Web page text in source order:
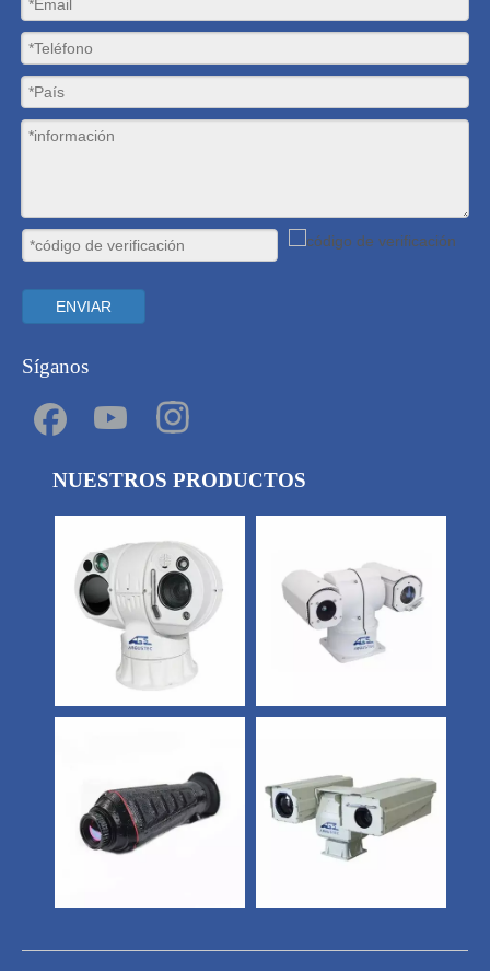
ENVIAR
Síganos
NUESTROS PRODUCTOS